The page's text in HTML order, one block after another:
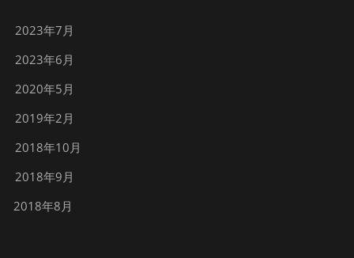
2023年7月
2023年6月
2020年5月
2019年2月
2018年10月
2018年9月
2018年8月